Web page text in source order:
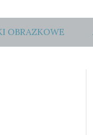
OBRAZKOWE